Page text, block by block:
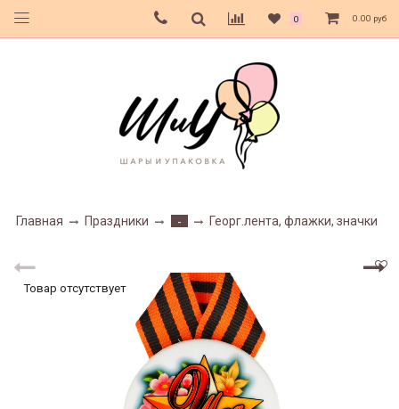
0 0.00 руб
Главная Праздники - Георг.лента, флажки, значки
Товар отсутствует